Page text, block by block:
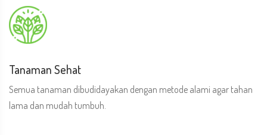
Tanaman Sehat
Semua tanaman dibudidayakan dengan metode alami agar tahan
lama dan mudah tumbuh.